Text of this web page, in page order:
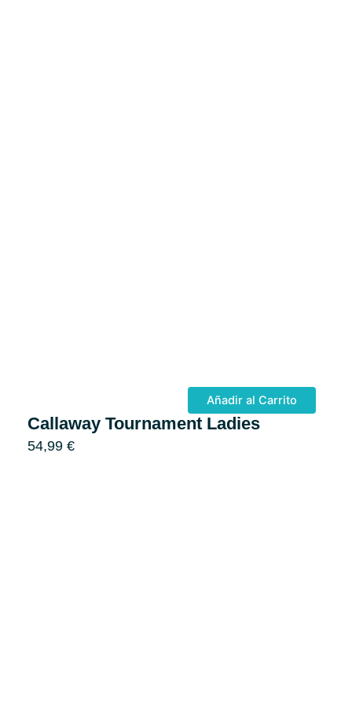
Añadir al Carrito
Callaway Tournament Ladies
54,99 €